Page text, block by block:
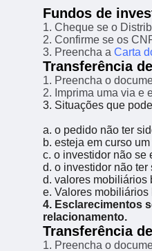
Fundos de
1. Cheque se o
2. Confirme se os
3. Preencha a Carta
Transferência
1. Preencha o
2. Imprima uma via e
3. Situações que
a. o pedido não ter
b. esteja em curso
c. o investidor não se
d. o investidor não
d. valores mobiliários
e. Valores
4. Esclarecimentos
relacionamento.
Transferência
1. Preencha o